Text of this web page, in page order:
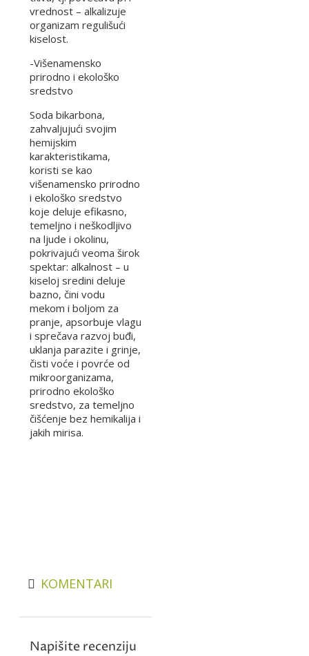
vrednost – alkalizuje
organizam regulišući
kiselost.
-Višenamensko
prirodno i ekološko
sredstvo
Soda bikarbona,
zahvaljujući svojim
hemijskim
karakteristikama,
koristi se kao
višenamensko prirodno
i ekološko sredstvo
koje deluje efikasno,
temeljno i neškodljivo
na ljude i okolinu,
pokrivajući veoma širok
spektar: alkalnost – u
kiseloj sredini deluje
bazno, čini vodu
mekom i boljom za
pranje, apsorbuje vlagu
i sprečava razvoj buđi,
uklanja parazite i grinje,
čisti voće i povrće od
mikroorganizama,
prirodno ekološko
sredstvo, za temeljno
čišćenje bez hemikalija i
jakih mirisa.
KOMENTARI
Napišite recenziju